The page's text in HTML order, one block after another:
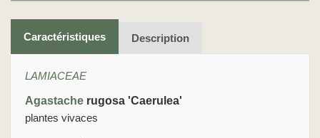
Caractéristiques Description
LAMIACEAE
Agastache rugosa 'Caerulea'
plantes vivaces